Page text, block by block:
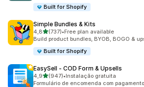
Built for Shopify
Simple Bundles & Kits
4,8de 5 estrelas
(737)
737 total de avaliações
•Free plan available
Build product bundles, BYOB, BOGO &
Built for Shopify
EasySell ‑ COD Form & Upsells
4,9de 5 estrelas
(947)
947 total de avaliações
•Instalação gratuita
Formulário de encomenda com